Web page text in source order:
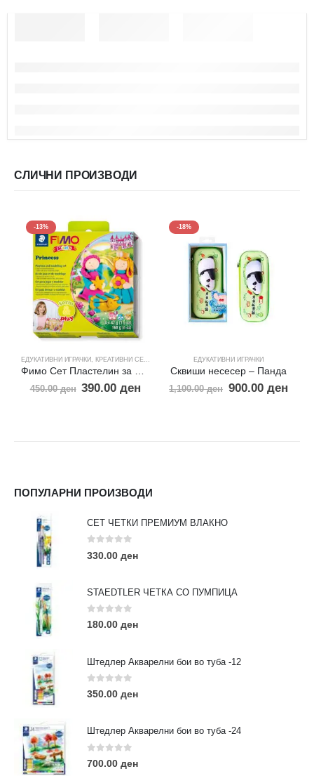
СЛИЧНИ ПРОИЗВОДИ
-13%
ЕДУКАТИВНИ ИГРАЧКИ , КРЕАТИВНИ СЕТОВИ
Фимо Сет Пластелин за Деца-Принцези
450.00ден 390.00ден
-18%
ЕДУКАТИВНИ ИГРАЧКИ
Сквиши несесер – Панда
1,100.00ден 900.00 ден
ПОПУЛАРНИ ПРОИЗВОДИ
СЕТ ЧЕТКИ ПРЕМИУМ ВЛАКНО
0 out of 5
330.00 ден
STAEDTLER ЧЕТКА СО ПУМПИЦА
0 out of 5
180.00 ден
Штедлер Акварелни бои во туба -12
0out of 5
350.00 ден
Штедлер Акварелни бои во туба -24
0out of 5
700.00 ден